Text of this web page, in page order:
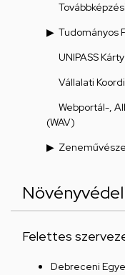
Tudományos
UNIPASS
Vállalati
Webportál-,
(WAV)
Felettes
Debreceni